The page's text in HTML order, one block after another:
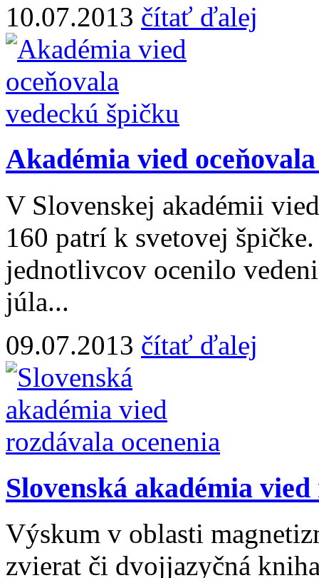
10.07.2013 čítať ďalej
Akadémia vied
V Slovenskej akadémii
160 patrí k svetovej
jednotlivcov ocenilo
júla...
09.07.2013 čítať ďalej
Slovenská akadémia
Výskum v oblasti
zvierat či dvojjazyčná